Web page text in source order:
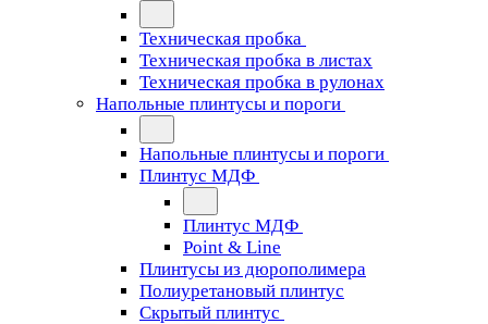
Техническая пробка
Техническая пробка в листах
Техническая пробка в рулонах
Напольные плинтусы и пороги
Напольные плинтусы и пороги
Плинтус МДФ
Плинтус МДФ
Point & Line
Плинтусы из дюрополимера
Полиуретановый плинтус
Скрытый плинтус